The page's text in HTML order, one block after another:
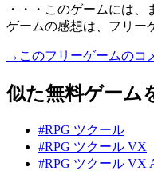
・・・このゲームには
ゲームの感想は、フリー
→このフリーゲームのコ
似た無料ゲーム
#RPG ツクール
#RPG ツクール VX
#RPG ツクール VX